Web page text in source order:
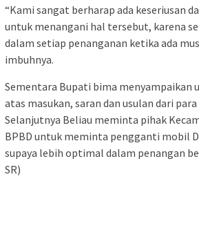
“Kami sangat berharap ada keseriusan
untuk menangani hal tersebut, karena
dalam setiap penanganan ketika ada
imbuhnya.
Sementara Bupati bima menyampaikan
atas masukan, saran dan usulan dari
Selanjutnya Beliau meminta pihak
BPBD untuk meminta pengganti mobil
supaya lebih optimal dalam penangan
SR)